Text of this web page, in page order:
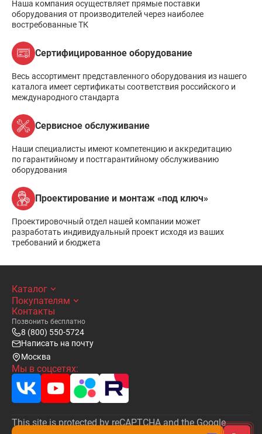
Наша компания осуществляет прямые поставки
оборудования от производителей через наиболее
востребованные ТК
Сертифицированное оборудование
Весь ассортимент представленного оборудования из нашего
каталога имеет сертификаты соответствия российского и
международного стандарта
Сервисное обслуживание
Наши специалисты имеют компетенцию и аккредитацию
по гарантийному и постгарантийному обслуживанию
оборудования
Проектирование и монтаж «под ключ»
Проектировочный отдел нашей компании может
разработать индивидуальный проект исходя из ваших
требований и бюджета
Каталог
Покупателям
Контакты
Позвонить бесплатно
8 (800) 550-5724
Написать на почту
Москва
Мы в соцсетях:
This site is protected by reCAPTCHA and the Google